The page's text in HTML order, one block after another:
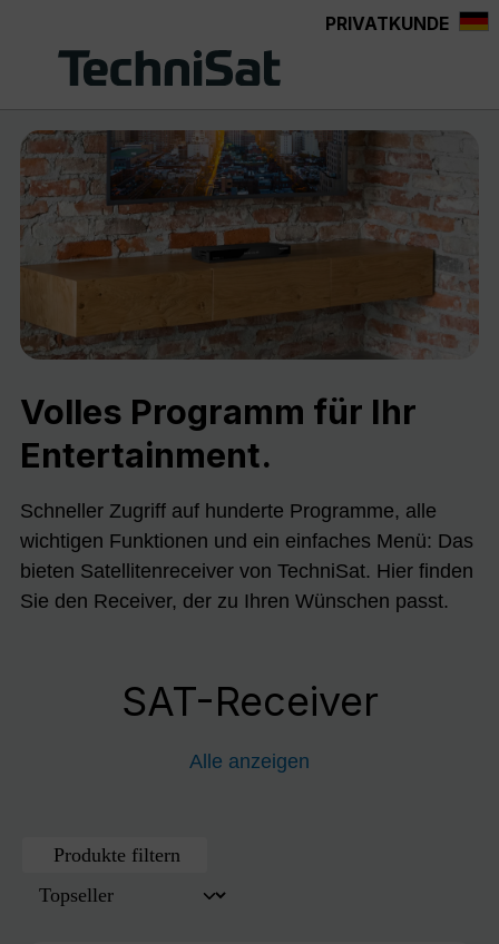
PRIVATKUNDE
Volles Programm für Ihr
Entertainment.
Schneller Zugriff auf hunderte Programme, alle
wichtigen Funktionen und ein einfaches Menü: Das
bieten Satellitenreceiver von TechniSat. Hier finden
Sie den Receiver, der zu Ihren Wünschen passt.
SAT-Receiver
Alle anzeigen
Produkte filtern